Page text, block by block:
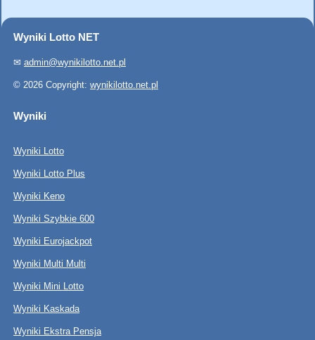
Wyniki Lotto NET
✉ admin@wynikilotto.net.pl
© 2026 Copyright: wynikilotto.net.pl
Wyniki
Wyniki Lotto
Wyniki Lotto Plus
Wyniki Keno
Wyniki Szybkie 600
Wyniki Eurojackpot
Wyniki Multi Multi
Wyniki Mini Lotto
Wyniki Kaskada
Wyniki Ekstra Pensja